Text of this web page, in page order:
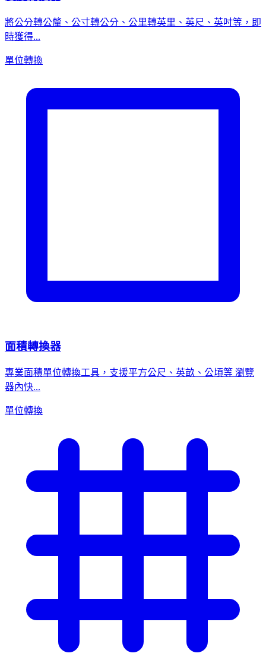
將公分轉公釐、公寸轉公分、公里轉英里、英尺、英吋等，即
時獲得...
單位轉換
面積轉換器
專業面積單位轉換工具，支援平方公尺、英畝、公頃等 瀏覽
器內快...
單位轉換